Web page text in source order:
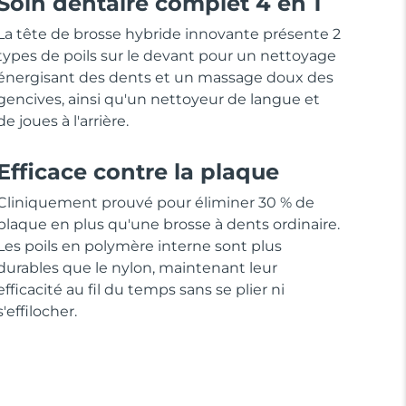
tête de brosse hybride innovante présente 2
de poils sur le devant pour un nettoyage
des dents et un massage doux des
ainsi qu'un nettoyeur de langue et
joues à l'arrière.
contre la plaque
prouvé pour éliminer 30 % de
en plus qu'une brosse à dents ordinaire.
poils en polymère interne sont plus
que le nylon, maintenant leur
au fil du temps sans se plier ni